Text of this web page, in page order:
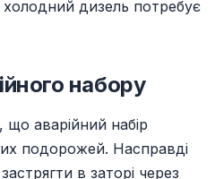
дизель потребує
набору
аварійний набір
подорожей. Насправді
в заторі через